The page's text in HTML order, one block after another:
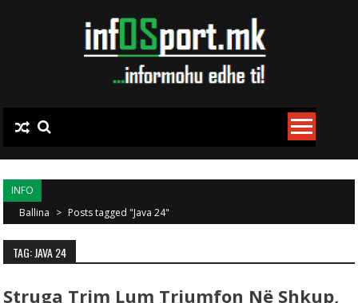
INFO
Ballina > Posts tagged "Java 24"
TAG: JAVA 24
Struga Trim Lum Triumfon Në Shkup,